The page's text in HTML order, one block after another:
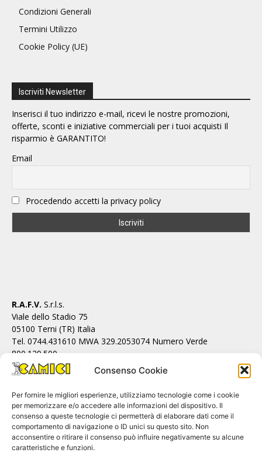
Consenso Cookie
Per fornire le migliori esperienze, utilizziamo tecnologie come i cookie
per memorizzare e/o accedere alle informazioni del dispositivo. Il
consenso a queste tecnologie ci permetterà di elaborare dati come il
comportamento di navigazione o ID unici su questo sito. Non
acconsentire o ritirare il consenso può influire negativamente su alcune
caratteristiche e funzioni.
Condizioni Generali
Termini Utilizzo
Cookie Policy (UE)
Iscriviti Newsletter
Inserisci il tuo indirizzo e-mail, ricevi le nostre promozioni,
offerte, sconti e iniziative commerciali per i tuoi acquisti Il
risparmio è GARANTITO!
Email
Procedendo accetti la privacy policy
R.A.F.V. S.r.l.s.
Viale dello Stadio 75
05100 Terni (TR) Italia
Tel. 0744.431610 MWA 329.2053074 Numero Verde
800.129.500
Cod.Fiscale/P.IVA IT01628820555 REA TR 112162
info@ecamici.it www.ecamici.it
PEC rafv@pec.it